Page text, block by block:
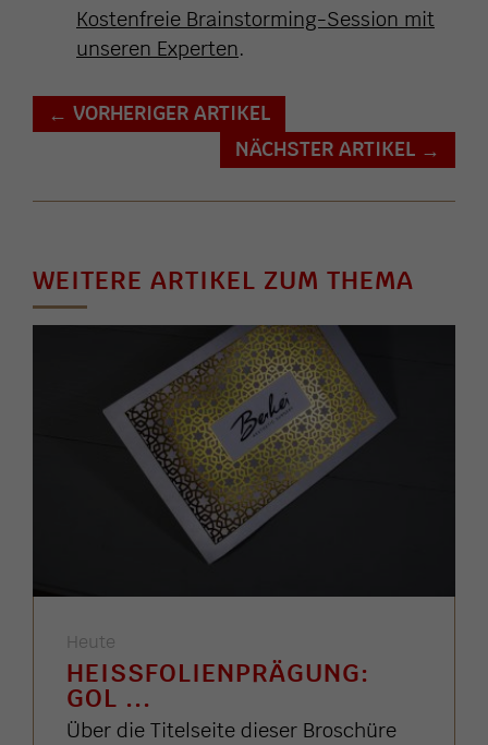
Kostenfreie Brainstorming-Session mit
unseren Experten.
← VORHERIGER ARTIKEL
NÄCHSTER ARTIKEL →
WEITERE ARTIKEL ZUM THEMA
Heute
HEISSFOLIENPRÄGUNG: G
OL ...
Über die Titelseite dieser Broschüre